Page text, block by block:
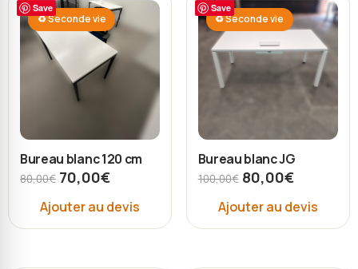
Save
♻ Seconde vie
Bureau blanc 120 cm
80,00€ 70,00€
Ajouter au devis
Save
♻ Seconde vie
Bureau blanc JG
100,00€ 80,00€
Ajouter au devis